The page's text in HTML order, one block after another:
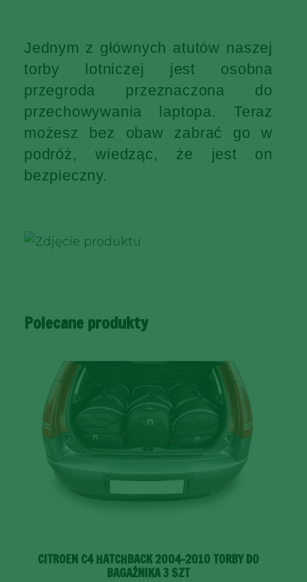
Jednym z głównych atutów naszej
torby lotniczej jest osobna
przegroda przeznaczona do
przechowywania laptopa. Teraz
możesz bez obaw zabrać go w
podróż, wiedząc, że jest on
bezpieczny.
Polecane produkty
CITROEN C4 HATCHBACK 2004-2010 TORBY DO
BAGAŻNIKA 3 SZT